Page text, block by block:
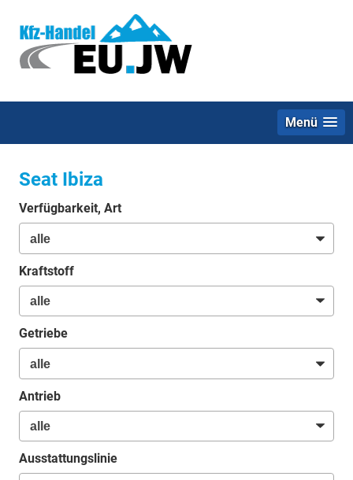
Menü
Seat Ibiza
Verfügbarkeit, Art
Kraftstoff
Getriebe
Antrieb
Ausstattungslinie